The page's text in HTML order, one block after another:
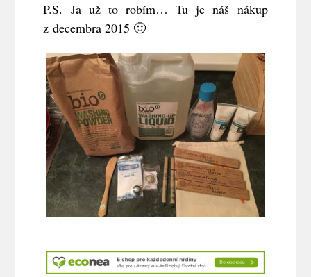
P.S. Ja už to robím… Tu je náš nákup
z decembra 2015 🙂